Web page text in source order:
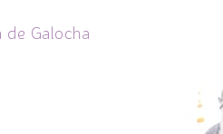
de Galocha